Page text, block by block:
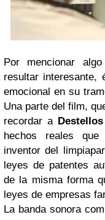
Por mencionar
resultar interesante,
emocional en su
Una parte del film,
recordar a
hechos reales
inventor del
leyes de patentes
de la misma forma
leyes de empresas
La banda sonora